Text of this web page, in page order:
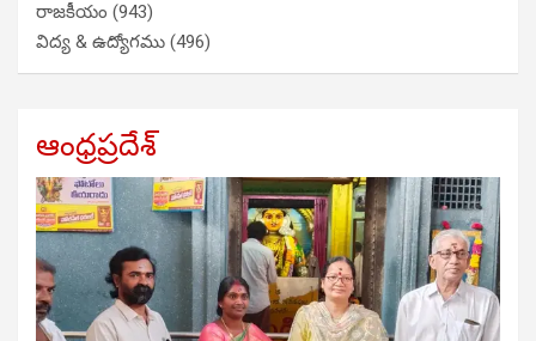
రాజకీయం (943)
విద్య & ఉద్యోగము (496)
ఆంధ్రప్రదేశ్